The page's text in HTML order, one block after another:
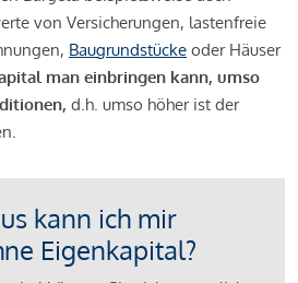
von Versicherungen, lastenfreie
Baugrundstücke oder Häuser
man einbringen kann, umso
d.h. umso höher ist der
kann ich mir
Eigenkapital?